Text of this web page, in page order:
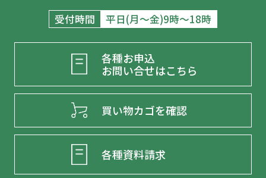
受付時間 平日(月～金)9時～18時
各種お申込
お問い合せはこちら
買い物カゴを確認
各種資料請求